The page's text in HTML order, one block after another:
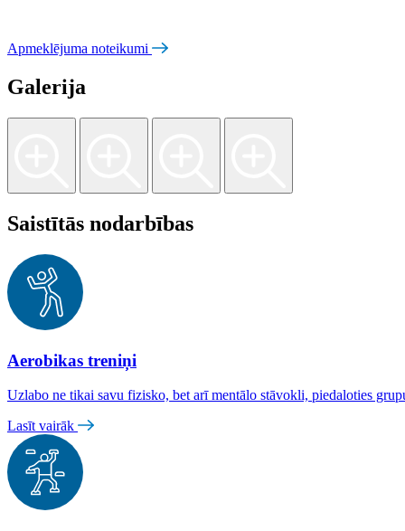
Apmeklējuma noteikumi
Galerija
Saistītās nodarbības
Aerobikas treniņi
Uzlabo ne tikai savu fizisko, bet arī mentālo stāvokli, piedaloties
Lasīt vairāk